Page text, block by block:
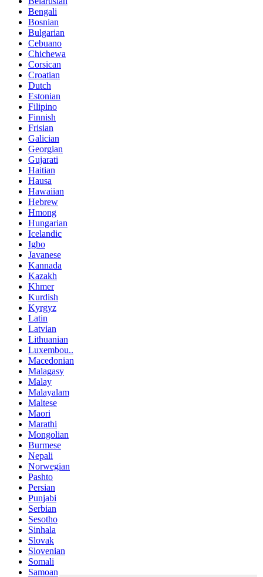
Bengali
Bosnian
Bulgarian
Cebuano
Chichewa
Corsican
Croatian
Dutch
Estonian
Filipino
Finnish
Frisian
Galician
Georgian
Gujarati
Haitian
Hausa
Hawaiian
Hebrew
Hmong
Hungarian
Icelandic
Igbo
Javanese
Kannada
Kazakh
Khmer
Kurdish
Kyrgyz
Latin
Latvian
Lithuanian
Luxembou..
Macedonian
Malagasy
Malay
Malayalam
Maltese
Maori
Marathi
Mongolian
Burmese
Nepali
Norwegian
Pashto
Persian
Punjabi
Serbian
Sesotho
Sinhala
Slovak
Slovenian
Somali
Samoan